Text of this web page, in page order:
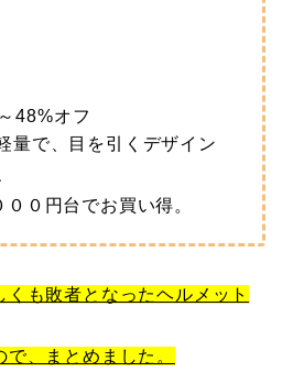
48%オフ
量で、目を引くデザイン
０円台でお買い得。
くも敗者となったヘルメット
、まとめました。